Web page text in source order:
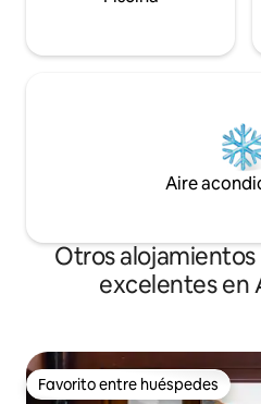
Aire
Otros
excelentes en
Favorito entre huéspedes
Favorito entre huéspedes